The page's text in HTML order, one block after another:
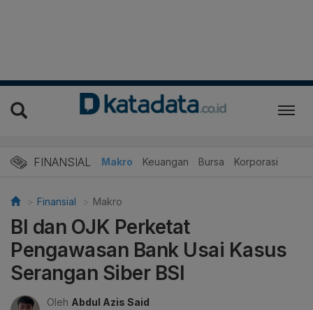
FINANSIAL Makro Keuangan Bursa Korporasi
Finansial Makro
BI dan OJK Perketat
Pengawasan Bank Usai Kasus
Serangan Siber BSI
Oleh Abdul Azis Said